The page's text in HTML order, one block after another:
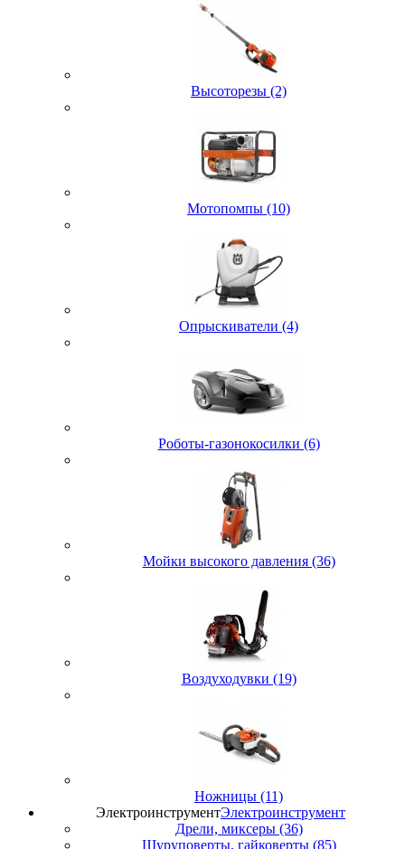
Высоторезы (2)
Мотопомпы (10)
Опрыскиватели (4)
Роботы-газонокосилки (6)
Мойки высокого давления (36)
Воздуходувки (19)
Ножницы (11)
ЭлектроинструментЭлектроинструмент
Дрели, миксеры (36)
Шуруповерты, гайковерты (85)